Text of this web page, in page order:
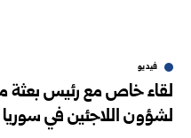
فيديو
لقاء خاص مع رئيس بعثة
لشؤون اللاجئين في